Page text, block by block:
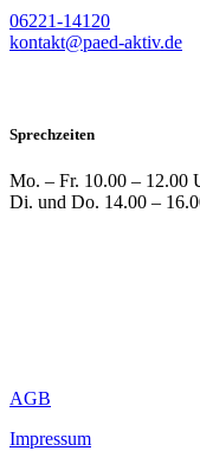
06221-14120
kontakt@paed-aktiv.de
Sprechzeiten
Mo. – Fr. 10.00 – 12.00
Di. und Do. 14.00 –
AGB
Impressum